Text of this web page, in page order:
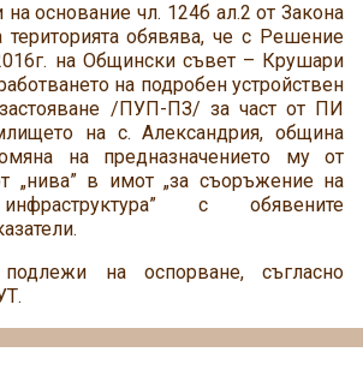
основание чл. 124б ал.2 от Закона
територията обявява, че с Решение
на Общински съвет – Крушари
на подробен устройствен
/ПУП-ПЗ/ за част от ПИ
на с. Александрия, община
на предназначението му от
„нива” в имот „за съоръжение на
с обявените
на оспорване, съгласно